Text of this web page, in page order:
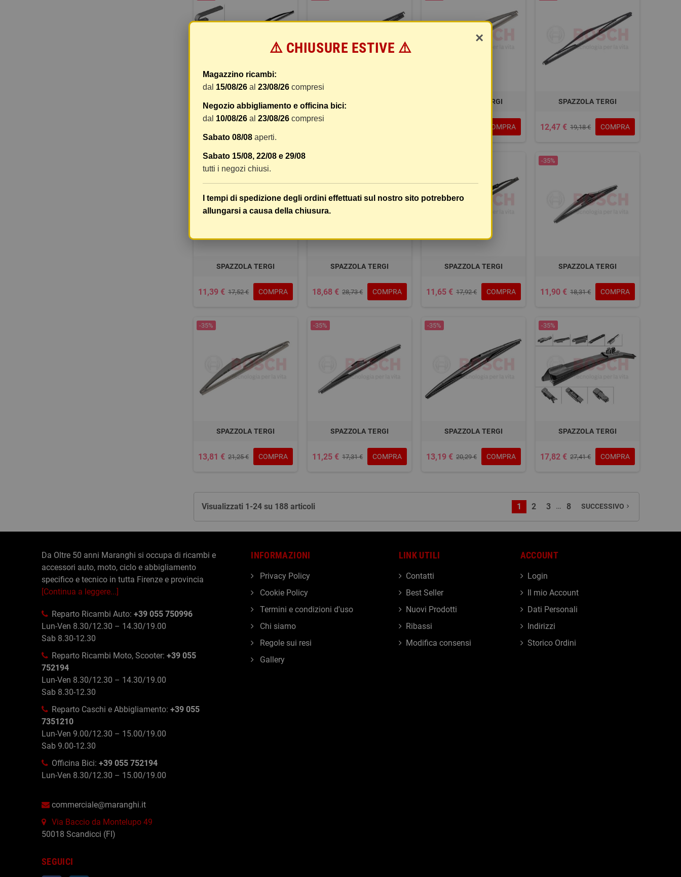
SPAZZOLA TERGI SPAZZOLA TERGI SPAZZOLA TERGI
COMPRA
SPAZZOLA TERGI
12,47 € 19,18 € COMPRA
-35%
SPAZZOLA TERGI
11,39 € 17,52 € COMPRA
SPAZZOLA TERGI
18,68 € 28,73 € COMPRA
SPAZZOLA TERGI
11,65 € 17,92 € COMPRA
-35%
SPAZZOLA TERGI
11,90 € 18,31 € COMPRA
-35%
SPAZZOLA TERGI
13,81 € 21,25 € COMPRA
-35%
SPAZZOLA TERGI
11,25 € 17,31 € COMPRA
-35%
SPAZZOLA TERGI
13,19 € 20,29 € COMPRA
-35%
SPAZZOLA TERGI
17,82 € 27,41 € COMPRA
Visualizzati 1-24 su 188 articoli 1 2 3 … 8 SUCCESSIVO navigate_next
×
⚠️ CHIUSURE ESTIVE ⚠️
Magazzino ricambi:
dal 15/08/26 al 23/08/26 compresi
Negozio abbigliamento e officina bici:
dal 10/08/26 al 23/08/26 compresi
Sabato 08/08 aperti.
Sabato 15/08, 22/08 e 29/08
tutti i negozi chiusi.
I tempi di spedizione degli ordini effettuati sul nostro sito potrebbero
allungarsi a causa della chiusura.
Da Oltre 50 anni Maranghi si occupa di ricambi e
accessori auto, moto, ciclo e abbigliamento
specifico e tecnico in tutta Firenze e provincia
[Continua a leggere...]
Reparto Ricambi Auto: +39 055 750996
Lun-Ven 8.30/12.30 – 14.30/19.00
Sab 8.30-12.30
Reparto Ricambi Moto, Scooter: +39 055
752194
Lun-Ven 8.30/12.30 – 14.30/19.00
Sab 8.30-12.30
Reparto Caschi e Abbigliamento: +39 055
7351210
Lun-Ven 9.00/12.30 – 15.00/19.00
Sab 9.00-12.30
Officina Bici: +39 055 752194
Lun-Ven 8.30/12.30 – 15.00/19.00
commerciale@maranghi.it
Via Baccio da Montelupo 49
50018 Scandicci (FI)
SEGUICI
LINK UTILI
Contatti
Best Seller
Nuovi Prodotti
Ribassi
Modifica consensi
ACCOUNT
Login
Il mio Account
Dati Personali
Indirizzi
Storico Ordini
INFORMAZIONI
Privacy Policy
Cookie Policy
Termini e condizioni d'uso
Chi siamo
Regole sui resi
Gallery